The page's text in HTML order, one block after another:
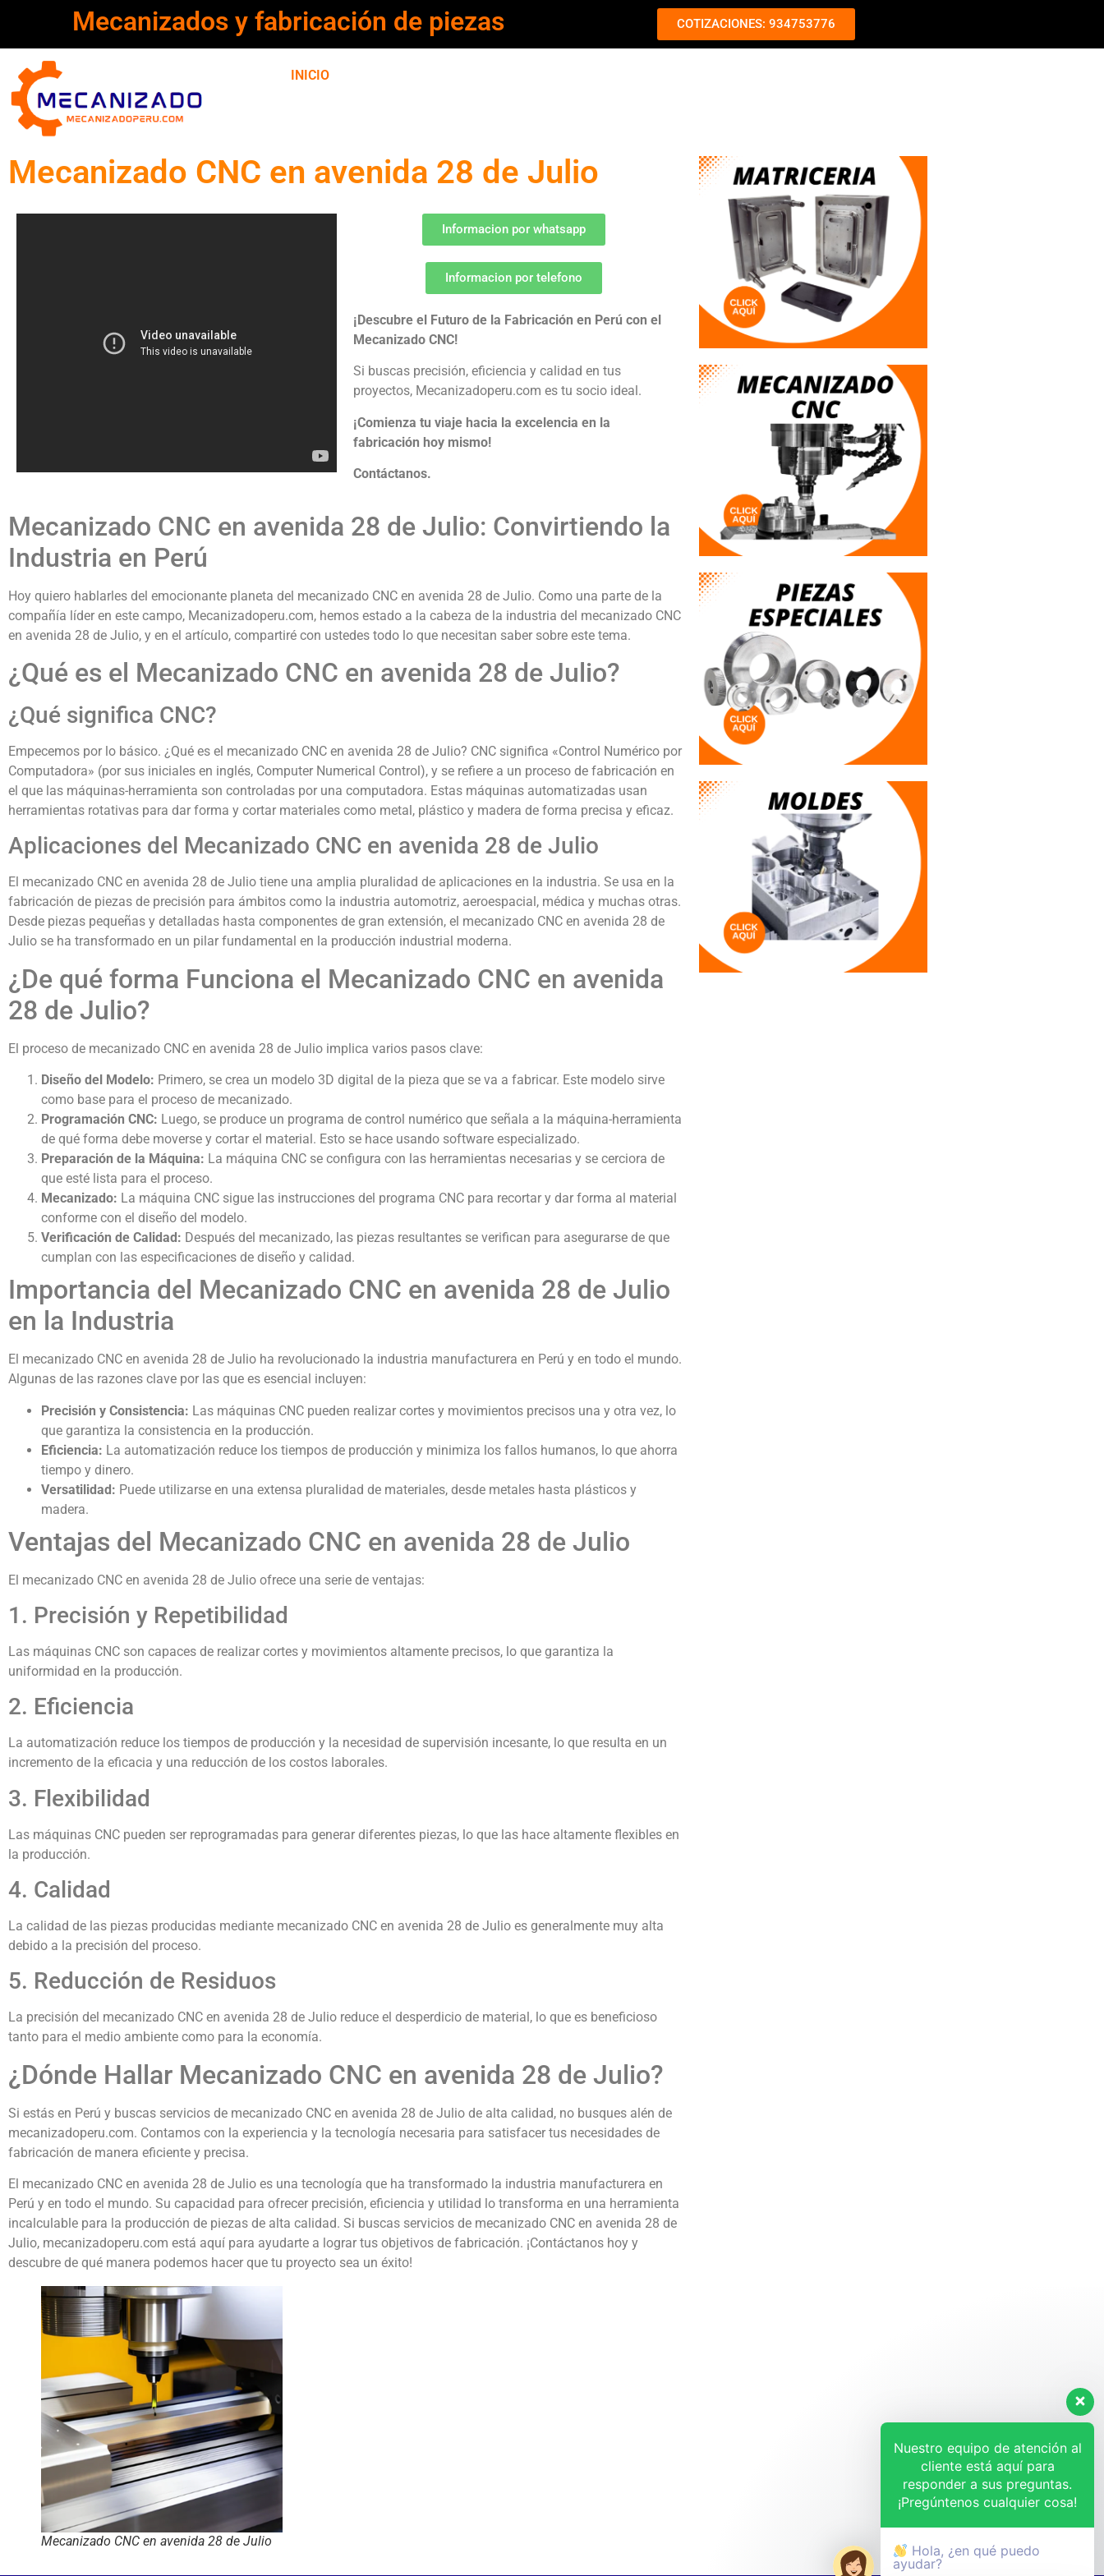
Mecanizados y fabricación de piezas COTIZACIONES: 934753776
INICIO
Mecanizado CNC en avenida 28 de Julio
Informacion por whatsapp
Informacion por telefono
¡Descubre el Futuro de la Fabricación en Perú con el
Mecanizado CNC!
Si buscas precisión, eficiencia y calidad en tus
proyectos, Mecanizadoperu.com es tu socio ideal.
¡Comienza tu viaje hacia la excelencia en la
fabricación hoy mismo!
Contáctanos.
Mecanizado CNC en avenida 28 de Julio: Convirtiendo la
Industria en Perú
Hoy quiero hablarles del emocionante planeta del mecanizado CNC en avenida 28 de Julio. Como una parte de la
compañía líder en este campo, Mecanizadoperu.com, hemos estado a la cabeza de la industria del mecanizado CNC
en avenida 28 de Julio, y en el artículo, compartiré con ustedes todo lo que necesitan saber sobre este tema.
¿Qué es el Mecanizado CNC en avenida 28 de Julio?
¿Qué significa CNC?
Empecemos por lo básico. ¿Qué es el mecanizado CNC en avenida 28 de Julio? CNC significa «Control Numérico por
Computadora» (por sus iniciales en inglés, Computer Numerical Control), y se refiere a un proceso de fabricación en
el que las máquinas-herramienta son controladas por una computadora. Estas máquinas automatizadas usan
herramientas rotativas para dar forma y cortar materiales como metal, plástico y madera de forma precisa y eficaz.
Aplicaciones del Mecanizado CNC en avenida 28 de Julio
El mecanizado CNC en avenida 28 de Julio tiene una amplia pluralidad de aplicaciones en la industria. Se usa en la
fabricación de piezas de precisión para ámbitos como la industria automotriz, aeroespacial, médica y muchas otras.
Desde piezas pequeñas y detalladas hasta componentes de gran extensión, el mecanizado CNC en avenida 28 de
Julio se ha transformado en un pilar fundamental en la producción industrial moderna.
¿De qué forma Funciona el Mecanizado CNC en avenida
28 de Julio?
El proceso de mecanizado CNC en avenida 28 de Julio implica varios pasos clave:
Diseño del Modelo: Primero, se crea un modelo 3D digital de la pieza que se va a fabricar. Este modelo sirve
como base para el proceso de mecanizado.
Programación CNC: Luego, se produce un programa de control numérico que señala a la máquina-herramienta
de qué forma debe moverse y cortar el material. Esto se hace usando software especializado.
Preparación de la Máquina: La máquina CNC se configura con las herramientas necesarias y se cerciora de
que esté lista para el proceso.
Mecanizado: La máquina CNC sigue las instrucciones del programa CNC para recortar y dar forma al material
conforme con el diseño del modelo.
Verificación de Calidad: Después del mecanizado, las piezas resultantes se verifican para asegurarse de que
cumplan con las especificaciones de diseño y calidad.
Importancia del Mecanizado CNC en avenida 28 de Julio
en la Industria
El mecanizado CNC en avenida 28 de Julio ha revolucionado la industria manufacturera en Perú y en todo el mundo.
Algunas de las razones clave por las que es esencial incluyen:
Precisión y Consistencia: Las máquinas CNC pueden realizar cortes y movimientos precisos una y otra vez, lo
que garantiza la consistencia en la producción.
Eficiencia: La automatización reduce los tiempos de producción y minimiza los fallos humanos, lo que ahorra
tiempo y dinero.
Versatilidad: Puede utilizarse en una extensa pluralidad de materiales, desde metales hasta plásticos y
madera.
Ventajas del Mecanizado CNC en avenida 28 de Julio
El mecanizado CNC en avenida 28 de Julio ofrece una serie de ventajas:
1. Precisión y Repetibilidad
Las máquinas CNC son capaces de realizar cortes y movimientos altamente precisos, lo que garantiza la
uniformidad en la producción.
2. Eficiencia
La automatización reduce los tiempos de producción y la necesidad de supervisión incesante, lo que resulta en un
incremento de la eficacia y una reducción de los costos laborales.
3. Flexibilidad
Las máquinas CNC pueden ser reprogramadas para generar diferentes piezas, lo que las hace altamente flexibles en
la producción.
4. Calidad
La calidad de las piezas producidas mediante mecanizado CNC en avenida 28 de Julio es generalmente muy alta
debido a la precisión del proceso.
5. Reducción de Residuos
La precisión del mecanizado CNC en avenida 28 de Julio reduce el desperdicio de material, lo que es beneficioso
tanto para el medio ambiente como para la economía.
¿Dónde Hallar Mecanizado CNC en avenida 28 de Julio?
Si estás en Perú y buscas servicios de mecanizado CNC en avenida 28 de Julio de alta calidad, no busques alén de
mecanizadoperu.com. Contamos con la experiencia y la tecnología necesaria para satisfacer tus necesidades de
fabricación de manera eficiente y precisa.
El mecanizado CNC en avenida 28 de Julio es una tecnología que ha transformado la industria manufacturera en
Perú y en todo el mundo. Su capacidad para ofrecer precisión, eficiencia y utilidad lo transforma en una herramienta
incalculable para la producción de piezas de alta calidad. Si buscas servicios de mecanizado CNC en avenida 28 de
Julio, mecanizadoperu.com está aquí para ayudarte a lograr tus objetivos de fabricación. ¡Contáctanos hoy y
descubre de qué manera podemos hacer que tu proyecto sea un éxito!
Mecanizado CNC en avenida 28 de Julio
Nuestro equipo de atención al
cliente está aquí para
responder a sus preguntas.
¡Pregúntenos cualquier cosa!
Hola, ¿en qué puedo
ayudar?